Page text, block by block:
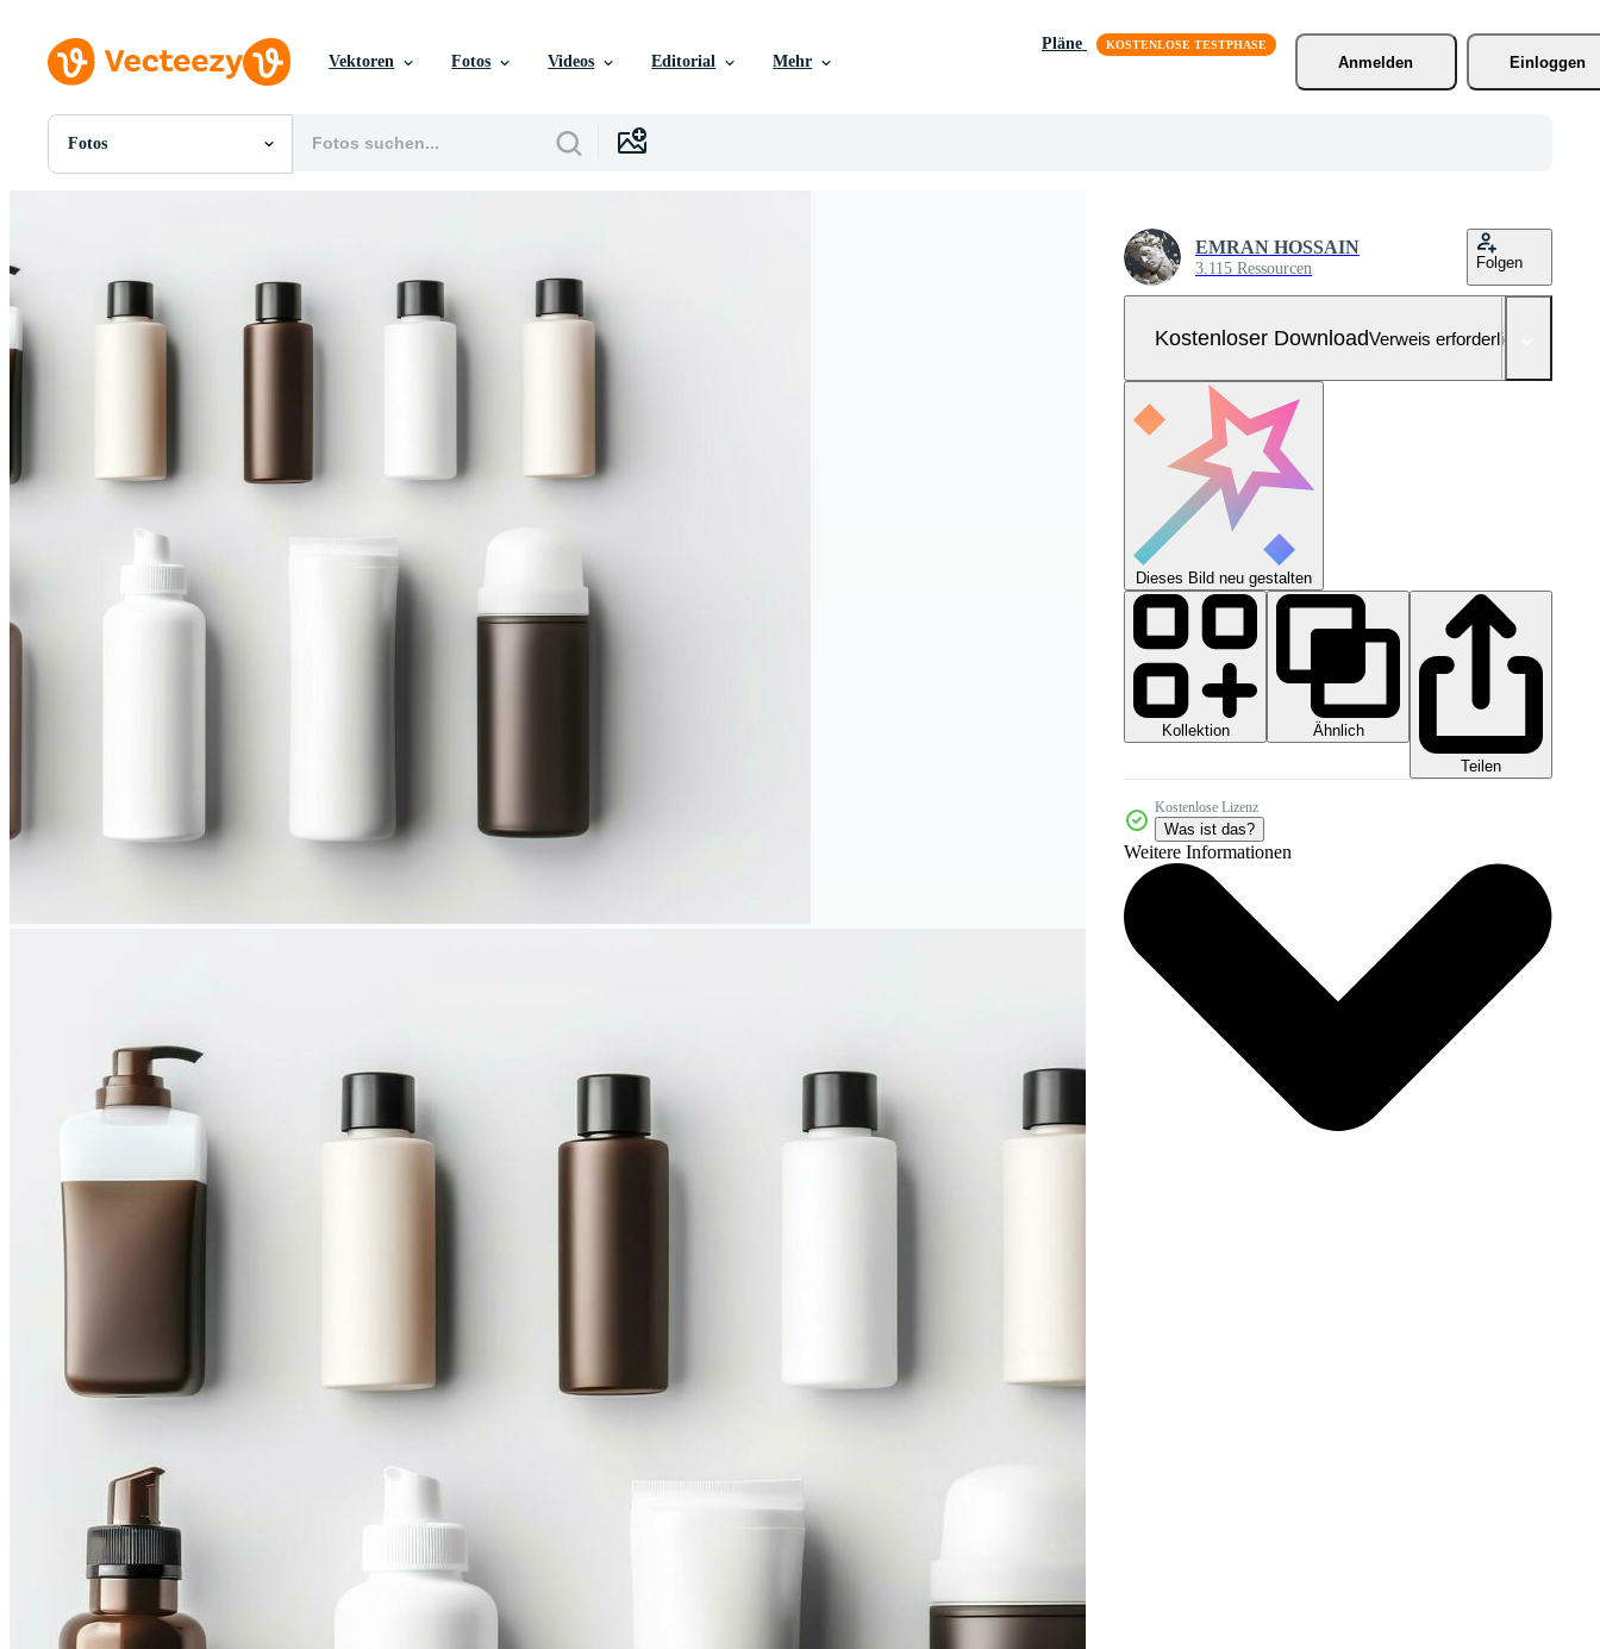
Vektoren Fotos Videos Editorial Mehr
Pläne
Anmelden
Einloggen
Fotos
Alle Bilder
Vorlagen
Vektoren
EMRAN HOSSAIN
3.115 Ressourcen Folgen
Kostenloser DownloadVerweis erforderlich
Dieses Bild neu gestalten
Kollektion
Ähnlich
Teilen
Kostenlose Lizenz
Was ist das?
Weitere Informationen